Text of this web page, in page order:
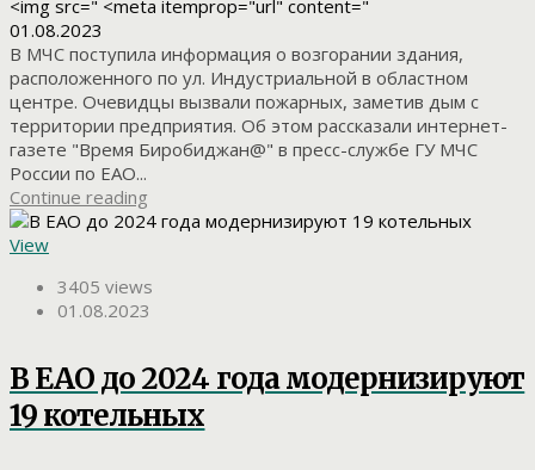
<img src=" <meta itemprop="url" content="
01.08.2023
В МЧС поступила информация о возгорании здания,
расположенного по ул. Индустриальной в областном
центре. Очевидцы вызвали пожарных, заметив дым с
территории предприятия. Об этом рассказали интернет-
газете "Время Биробиджан@" в пресс-службе ГУ МЧС
России по ЕАО...
Continue reading
View
3405 views
01.08.2023
В ЕАО до 2024 года модернизируют
19 котельных